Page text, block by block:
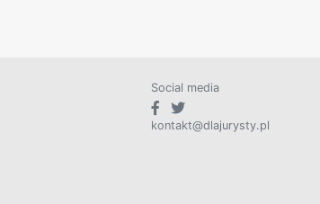
Social media
kontakt@dlajurysty.pl